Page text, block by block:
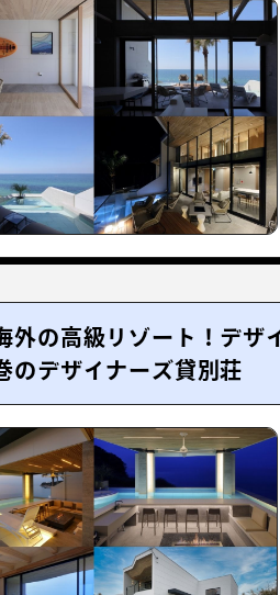
外の高級リゾート！デザ
のデザイナーズ貸別荘